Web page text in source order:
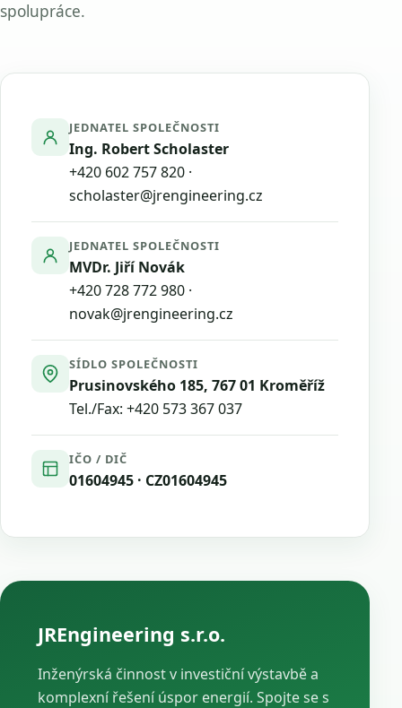
spolupráce.
JEDNATEL SPOLEČNOSTI
Ing. Robert Scholaster
+420 602 757 820 ·
scholaster@jrengineering.cz
JEDNATEL SPOLEČNOSTI
MVDr. Jiří Novák
+420 728 772 980 ·
novak@jrengineering.cz
SÍDLO SPOLEČNOSTI
Prusinovského 185, 767 01 Kroměříž
Tel./Fax: +420 573 367 037
IČO / DIČ
01604945 · CZ01604945
JREngineering s.r.o.
Inženýrská činnost v investiční výstavbě a
komplexní řešení úspor energií. Spojte se s